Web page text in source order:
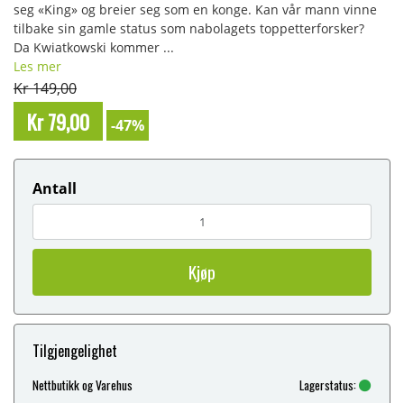
seg «King» og breier seg som en konge. Kan vår mann vinne
tilbake sin gamle status som nabolagets toppetterforsker?
Da Kwiatkowski kommer ...
Les mer
Kr 149,00
Kr 79,00 -47%
Antall
Kjøp
Tilgjengelighet
Nettbutikk og Varehus Lagerstatus: